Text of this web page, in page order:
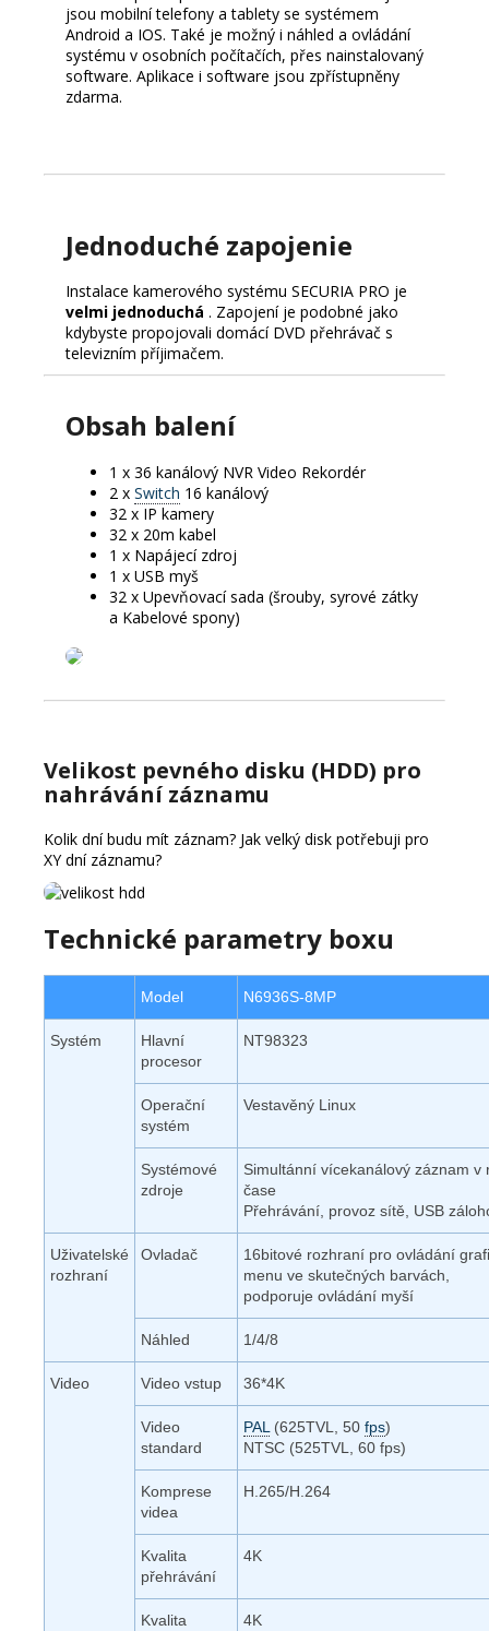
jsou mobilní telefony a tablety se systémem
Android a IOS. Také je možný i náhled a ovládání
systému v osobních počítačích, přes nainstalovaný
software. Aplikace i software jsou zpřístupněny
zdarma.
Jednoduché zapojenie
Instalace kamerového systému SECURIA PRO je
velmi jednoduchá . Zapojení je podobné jako
kdybyste propojovali domácí DVD přehrávač s
televizním příjimačem.
Obsah balení
1 x 36 kanálový NVR Video Rekordér
2 x Switch 16 kanálový
32 x IP kamery
32 x 20m kabel
1 x Napájecí zdroj
1 x USB myš
32 x Upevňovací sada (šrouby, syrové zátky
a Kabelové spony)
Velikost pevného disku (HDD) pro
nahrávání záznamu
Kolik dní budu mít záznam? Jak velký disk potřebuji pro
XY dní záznamu?
Technické parametry boxu
Model N6936S-8MP
Systém
Hlavní
procesor
NT98323
Operační
systém
Vestavěný Linux
Systémové
zdroje
Simultánní vícekanálový záznam v
čase
Přehrávání, provoz sítě, USB
Uživatelské
rozhraní
Ovladač
16bitové rozhraní pro ovládání
menu ve skutečných barvách,
podporuje ovládání myší
Náhled 1/4/8
Video Video vstup 36*4K
Video
standard
PAL (625TVL, 50 fps)
NTSC (525TVL, 60 fps)
Komprese
videa
H.265/H.264
Kvalita
přehrávání
4K
Kvalita
4K